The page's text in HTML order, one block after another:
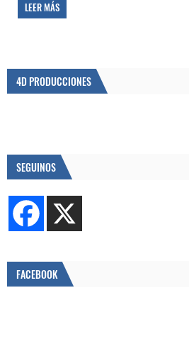
LEER MÁS
4D PRODUCCIONES
SEGUINOS
FACEBOOK